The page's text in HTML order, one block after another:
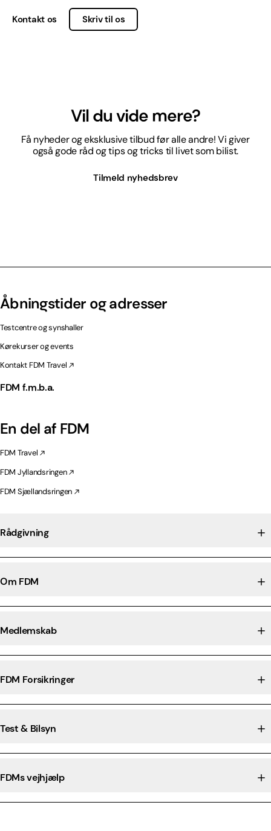
Kontakt os Skriv til os
Vil du vide mere?
Få nyheder og eksklusive tilbud før alle andre! Vi giver
også gode råd og tips og tricks til livet som bilist.
Tilmeld nyhedsbrev
Åbningstider og adresser
Testcentre og synshaller
Kørekurser og events
Kontakt FDM Travel
FDM f.m.b.a.
En del af FDM
FDM Travel
FDM Jyllandsringen
FDM Sjællandsringen
Rådgivning
Om FDM
Medlemskab
FDM Forsikringer
Test & Bilsyn
FDMs vejhjælp